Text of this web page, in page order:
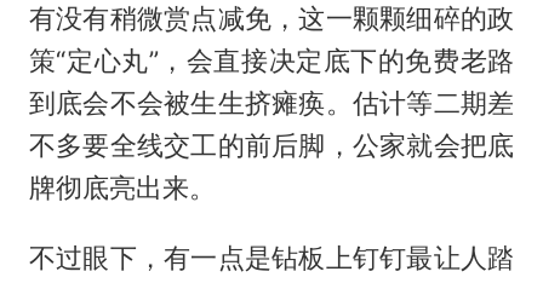
有没有稍微赏点减免，这一颗颗细碎的政
策“定心丸”，会直接决定底下的免费老路
到底会不会被生生挤瘫痪。估计等二期差
不多要全线交工的前后脚，公家就会把底
牌彻底亮出来。
不过眼下，有一点是钻板上钉钉最让人踏